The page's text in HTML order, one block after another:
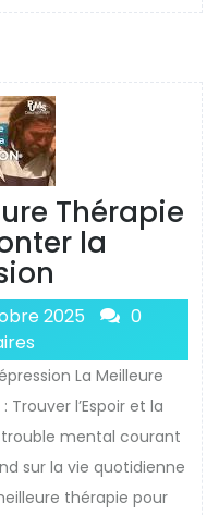
Thérapie
la
2025
0
La Meilleure
Trouver l’Espoir et la
trouble mental courant
sur la vie quotidienne
thérapie pour